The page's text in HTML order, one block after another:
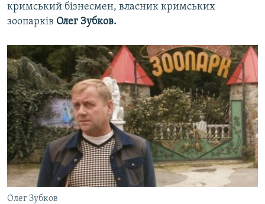
кримський бізнесмен, власник кримських
зоопарків Олег Зубков.
Олег Зубков